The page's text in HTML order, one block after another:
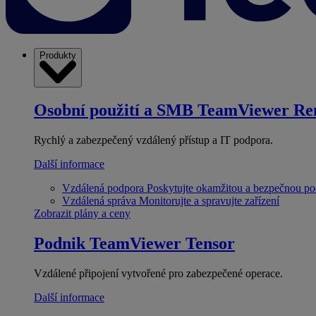
Produkty
Osobní použití a SMB TeamViewer
Rychlý a zabezpečený vzdálený přístup a IT podpora.
Další informace
Vzdálená podpora Poskytujte okamžitou a bezpečnou
Vzdálená správa Monitorujte a spravujte zařízení
Zobrazit plány a ceny
Podnik TeamViewer Tensor
Vzdálené připojení vytvořené pro zabezpečené operace.
Další informace